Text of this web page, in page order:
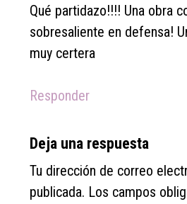
Qué partidazo!!!! Una obra
sobresaliente en defensa!
muy certera
Responder
Deja una respuesta
Tu dirección de correo
publicada. Los campos